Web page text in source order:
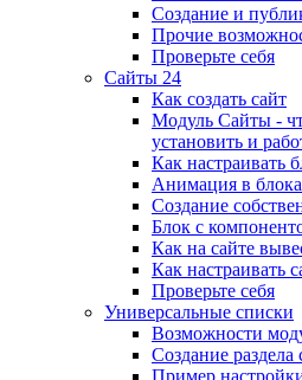
Создание и
Прочие
Проверьте себя
Сайты 24
Как создать сайт
Модуль Сайты -
установить и
Как настраивать
Анимация в
Создание
Блок с
Как на сайте
Как настраивать
Проверьте себя
Универсальные списки
Возможности
Создание
Пример